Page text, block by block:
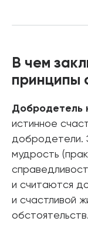
В чем
принципы
Добродетель
истинное
добродетели.
мудрость
и считаются
и счастливой
обстоятельств.